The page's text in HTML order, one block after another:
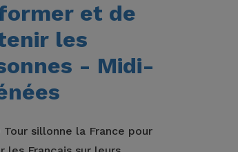
et de
les
- Midi-
Tour sillonne la France pour